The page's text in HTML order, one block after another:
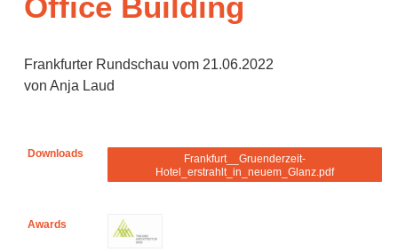
Frankfurter Rundschau vom 21.06.2022
von Anja Laud
Downloads
Frankfurt__Gruenderzeit-
Hotel_erstrahlt_in_neuem_Glanz.pdf
Awards